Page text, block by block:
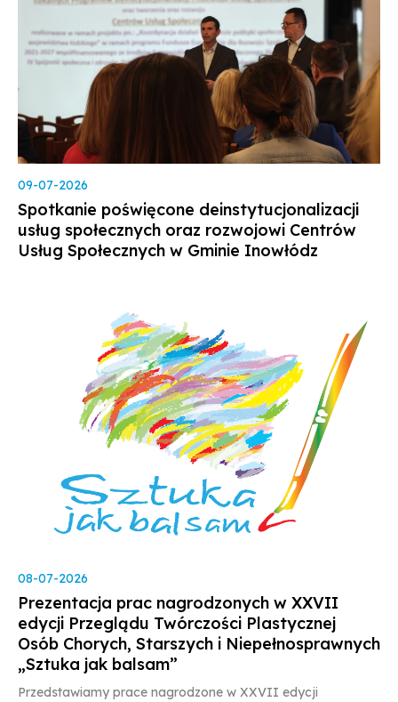
09-07-2026
Spotkanie poświęcone deinstytucjonalizacji
usług społecznych oraz rozwojowi Centrów
Usług Społecznych w Gminie Inowłódz
08-07-2026
Prezentacja prac nagrodzonych w XXVII
edycji Przeglądu Twórczości Plastycznej
Osób Chorych, Starszych i Niepełnosprawnych
„Sztuka jak balsam”
Przedstawiamy prace nagrodzone w XXVII edycji